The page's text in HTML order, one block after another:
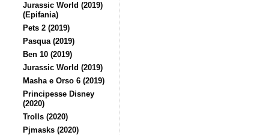
Jurassic World (2019)
(Epifania)
Pets 2 (2019)
Pasqua (2019)
Ben 10 (2019)
Jurassic World (2019)
Masha e Orso 6 (2019)
Principesse Disney
(2020)
Trolls (2020)
Pjmasks (2020)